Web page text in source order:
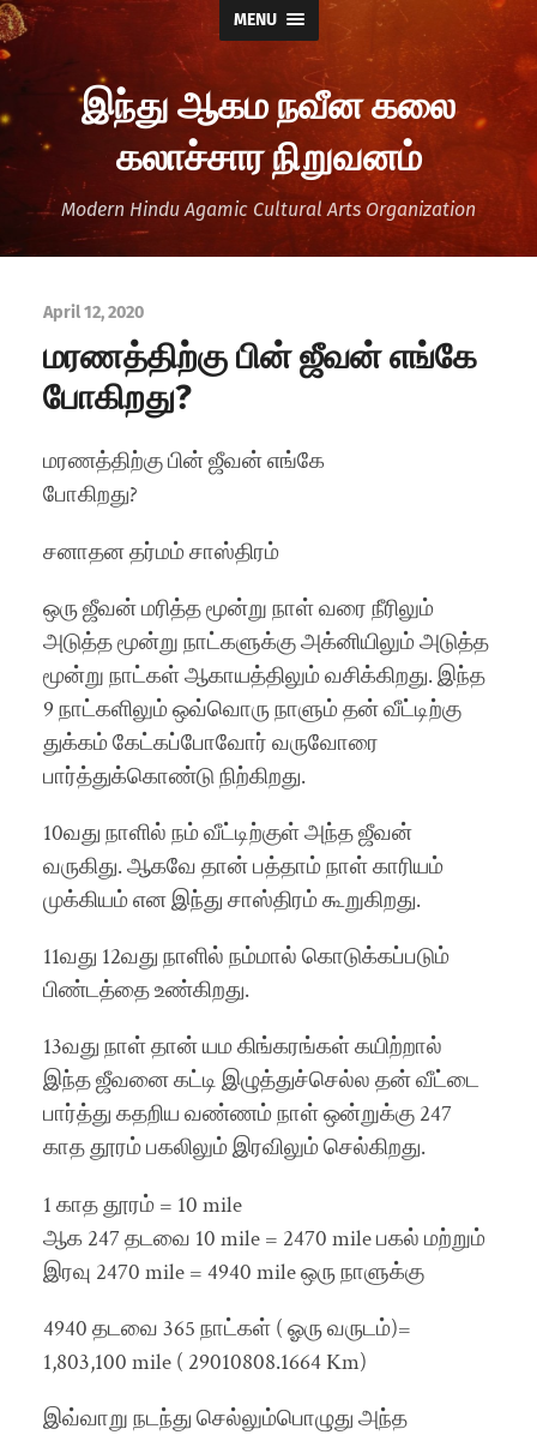
MENU
இந்து ஆகம நவீன கலை
கலாச்சார நிறுவனம்
Modern Hindu Agamic Cultural Arts Organization
April 12, 2020
மரணத்திற்கு பின் ஜீவன் எங்கே
போகிறது?
மரணத்திற்கு பின் ஜீவன் எங்கே
போகிறது?
சனாதன தர்மம் சாஸ்திரம்
ஒரு ஜீவன் மரித்த மூன்று நாள் வரை நீரிலும்
அடுத்த மூன்று நாட்களுக்கு அக்னியிலும் அடுத்த
மூன்று நாட்கள் ஆகாயத்திலும் வசிக்கிறது. இந்த
9 நாட்களிலும் ஒவ்வொரு நாளும் தன் வீட்டிற்கு
துக்கம் கேட்கப்போவோர் வருவோரை
பார்த்துக்கொண்டு நிற்கிறது.
10வது நாளில் நம் வீட்டிற்குள் அந்த ஜீவன்
வருகிது. ஆகவே தான் பத்தாம் நாள் காரியம்
முக்கியம் என இந்து சாஸ்திரம் கூறுகிறது.
11வது 12வது நாளில் நம்மால் கொடுக்கப்படும்
பிண்டத்தை உண்கிறது.
13வது நாள் தான் யம கிங்கரங்கள் கயிற்றால்
இந்த ஜீவனை கட்டி இழுத்துச்செல்ல தன் வீட்டை
பார்த்து கதறிய வண்ணம் நாள் ஒன்றுக்கு 247
காத தூரம் பகலிலும் இரவிலும் செல்கிறது.
1 காத தூரம் = 10 mile
ஆக 247 தடவை 10 mile = 2470 mile பகல் மற்றும்
இரவு 2470 mile = 4940 mile ஒரு நாளுக்கு
4940 தடவை 365 நாட்கள் ( ஓரு வருடம்)=
1,803,100 mile ( 29010808.1664 Km)
இவ்வாறு நடந்து செல்லும்பொழுது அந்த